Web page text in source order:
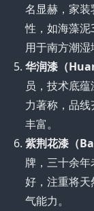
名显赫，家
性，如海藻
用于南方潮湿
华润漆（
员，技术底
力著称，品
丰富。
紫荆花漆（
牌，三十余年
好，注重将
气能力。